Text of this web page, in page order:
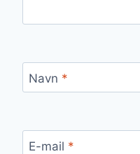
Navn *
E-mail *